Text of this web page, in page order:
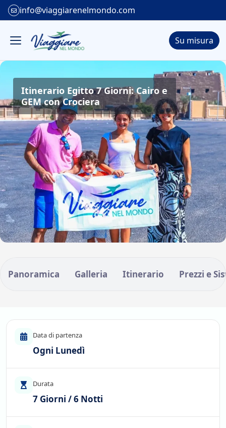
info@viaggiarenelmondo.com
Su misura
Itinerario Egitto 7 Giorni: Cairo e
GEM con Crociera
Panoramica Galleria Itinerario Prezzi e
Data di partenza
Ogni Lunedì
Durata
7 Giorni / 6 Notti